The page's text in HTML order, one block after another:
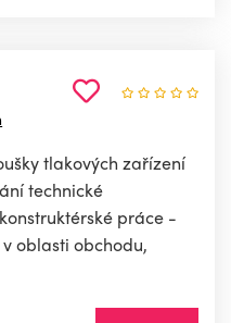
tlakových zařízení
technické
práce -
oblasti obchodu,